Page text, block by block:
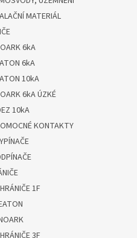
MATERIÁL
6kA
6kA
10kA
6kA ÚZKÉ
10kA
KONTAKTY
1F
3F